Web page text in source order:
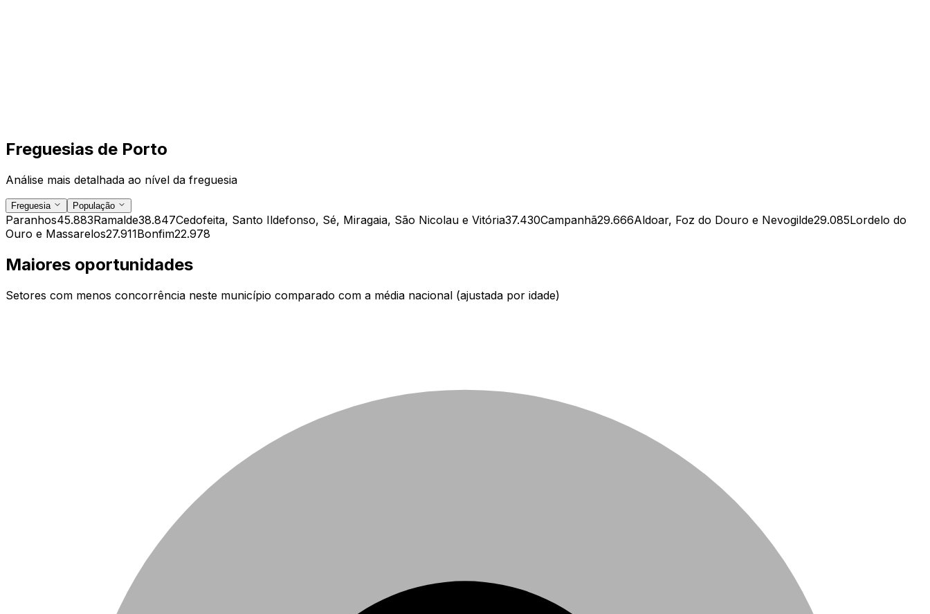
Freguesias de Porto
Análise mais detalhada ao nível da freguesia
Freguesia População
Paranhos45.883Ramalde38.847Cedofeita, Santo Ildefonso, Sé, Miragaia, São Nicolau e Vitória37.430Campanhã29.666Aldoar, Foz do Douro e Nevogilde29.085Lordelo do
Ouro e Massarelos27.911Bonfim22.978
Maiores oportunidades
Setores com menos concorrência neste município comparado com a média nacional (ajustada por idade)